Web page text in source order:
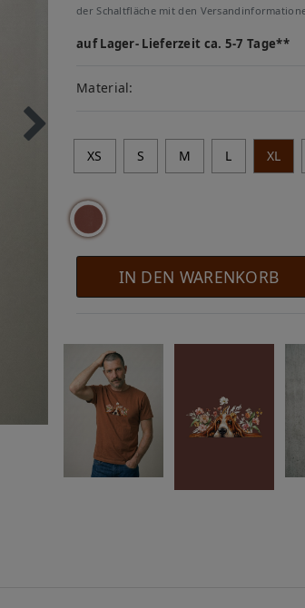
der Schaltfläche mit den
auf Lager- Lieferzeit ca. 5-7 Tage**
Material:
XS S M L XL
IN DEN WARENKORB